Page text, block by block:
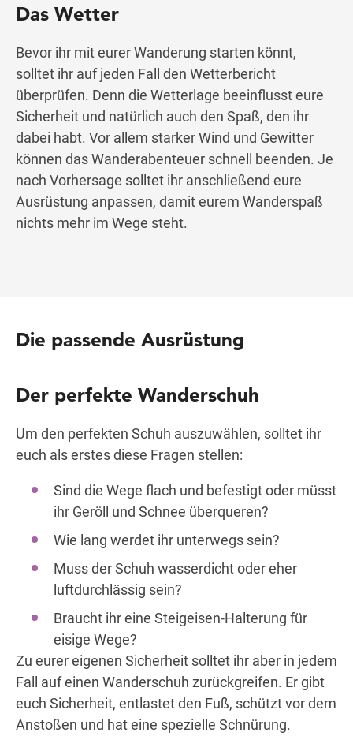
Das Wetter
Bevor ihr mit eurer Wanderung starten könnt,
solltet ihr auf jeden Fall den Wetterbericht
überprüfen. Denn die Wetterlage beeinflusst eure
Sicherheit und natürlich auch den Spaß, den ihr
dabei habt. Vor allem starker Wind und Gewitter
können das Wanderabenteuer schnell beenden. Je
nach Vorhersage solltet ihr anschließend eure
Ausrüstung anpassen, damit eurem Wanderspaß
nichts mehr im Wege steht.
Die passende Ausrüstung
Der perfekte Wanderschuh
Um den perfekten Schuh auszuwählen, solltet ihr
euch als erstes diese Fragen stellen:
Sind die Wege flach und befestigt oder müsst
ihr Geröll und Schnee überqueren?
Wie lang werdet ihr unterwegs sein?
Muss der Schuh wasserdicht oder eher
luftdurchlässig sein?
Braucht ihr eine Steigeisen-Halterung für
eisige Wege?
Zu eurer eigenen Sicherheit solltet ihr aber in jedem
Fall auf einen Wanderschuh zurückgreifen. Er gibt
euch Sicherheit, entlastet den Fuß, schützt vor dem
Anstoßen und hat eine spezielle Schnürung.